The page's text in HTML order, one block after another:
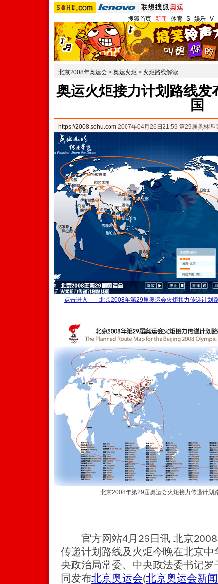
搜狐首页-新闻 -体育-S-娱乐-V-
北京2008年奥运会 > 奥运火炬 > 火炬路线解读
奥运火炬接力计划路线发
国
https://2008.sohu.com 2007年04月26日21:59 第29届奥林匹
点击进入——北京2008年第29届奥运会火炬接力传递计划
北京2008年第29届奥运会火炬接力传递计划
官方网站4月26日讯 北京2008
传递计划路线及火炬今晚在北京
央政治局常委、中央政法委书记
同发布北京奥运会(北京奥运会新闻